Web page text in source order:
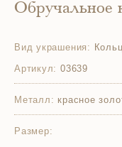
Обручальное
Вид украшения:
Артикул: 03639
Металл: красное
Размер: